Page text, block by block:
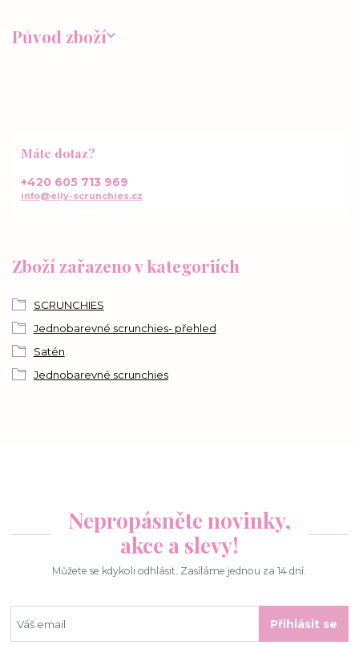
Původ zboží
Zboží zařazeno v kategoriích
SCRUNCHIES
Jednobarevné scrunchies- přehled
Satén
Jednobarevné scrunchies
Máte dotaz?
+420 605 713 969
info@elly-scrunchies.cz
Nepropásněte novinky,
akce a slevy!
Můžete se kdykoli odhlásit. Zasíláme jednou za 14 dní.
Přihlásit se